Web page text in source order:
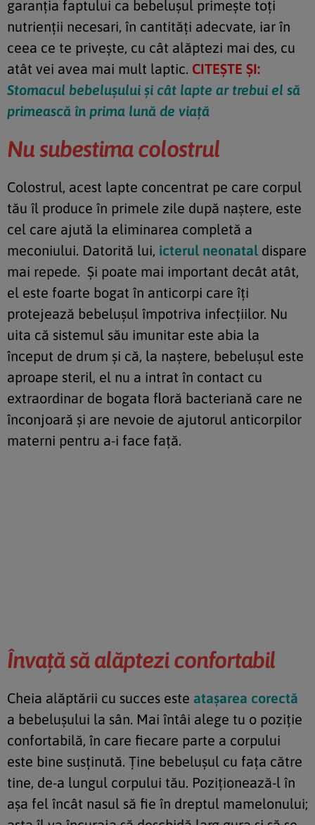
garanţia faptului ca bebeluşul primeşte toţi
nutrienţii necesari, în cantităţi adecvate, iar în
ceea ce te priveşte, cu cât alăptezi mai des, cu
atât vei avea mai mult laptic. CITEȘTE ȘI:
Stomacul bebelușului și cât lapte ar trebui el să
primească în prima lună de viață
Nu subestima colostrul
Colostrul, acest lapte concentrat pe care corpul
tău îl produce în primele zile după naştere, este
cel care ajută la eliminarea completă a
meconiului. Datorită lui, icterul neonatal dispare
mai repede. Și poate mai important decât atât,
el este foarte bogat în anticorpi care îţi
protejează bebeluşul împotriva infecţiilor. Nu
uita că sistemul său imunitar este abia la
început de drum şi că, la naştere, bebeluşul este
aproape steril, el nu a intrat în contact cu
extraordinar de bogata floră bacteriană care ne
înconjoară şi are nevoie de ajutorul anticorpilor
materni pentru a-i face faţă.
Învaţă să alăptezi confortabil
Cheia alăptării cu succes este ataşarea corectă
a bebeluşului la sân. Mai întâi alege tu o poziţie
confortabilă, în care fiecare parte a corpului
este bine susţinută. Ţine bebeluşul cu faţa către
tine, de-a lungul corpului tău. Poziţionează-l în
aşa fel încât nasul să fie în dreptul mamelonului;